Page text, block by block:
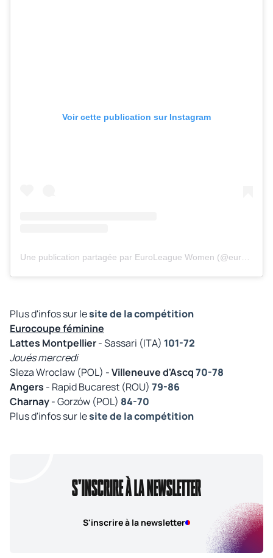
Voir cette publication sur Instagram
Plus d'infos sur lesite de la compétition
Eurocoupe féminine
Lattes Montpellier- Sassari (ITA) 101-72
Joués mercredi
Sleza Wroclaw (POL) -Villeneuve d'Ascq70-78
Angers - Rapid Bucarest (ROU) 79-86
Charnay- Gorzów (POL) 84-70
Plus d'infos sur lesite de la compétition
S'INSCRIRE À LA NEWSLETTER
S'inscrire à la newsletter